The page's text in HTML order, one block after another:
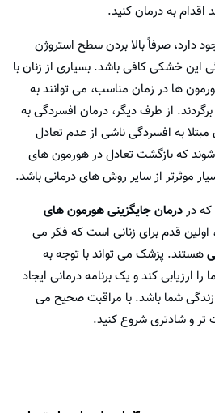
اقدام به درمان کنید.
دارد، صرفاً بالا بردن سطح استروژن
خشکی کافی باشد. بسیاری از زنان با
ها در زمان مناسب، می توانند به
از طرف دیگر، درمان افسردگی به
به افسردگی ناشی از عدم تعادل
که بازگشت تعادل در هورمون های
موثرتر از سایر روش های درمانی باشد.
دردرمان جایگزینی هورمون های
قدم برای زنانی است که فکر می
هستند. پزشک می تواند با توجه به
ارزیابی کند و یک برنامه درمانی ایجاد
شما باشد. با مراقبت صحیح می
تر و شادتری شروع کنید.